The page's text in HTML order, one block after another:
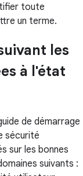
toute
un terme.
les
à l'état
de démarrage
sécurité
sur les bonnes
suivants :